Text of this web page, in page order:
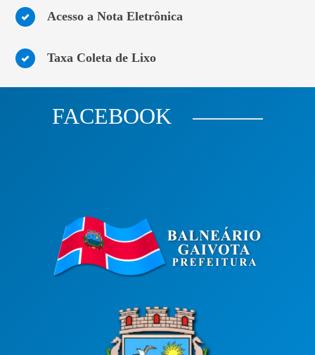
Acesso a Nota Eletrônica
Taxa Coleta de Lixo
FACEBOOK